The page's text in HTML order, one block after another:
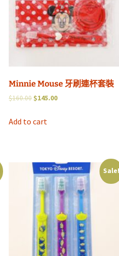
Minnie Mouse 牙刷連杯套裝
$160.00 $145.00
Add to cart
Sale!